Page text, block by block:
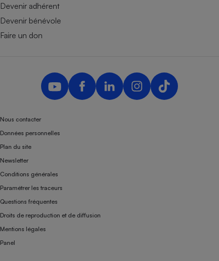
Devenir adhérent
Devenir bénévole
Faire un don
Nous contacter
Données personnelles
Plan du site
Newsletter
Conditions générales
Paramétrer les traceurs
Questions fréquentes
Droits de reproduction et de diffusion
Mentions légales
Panel